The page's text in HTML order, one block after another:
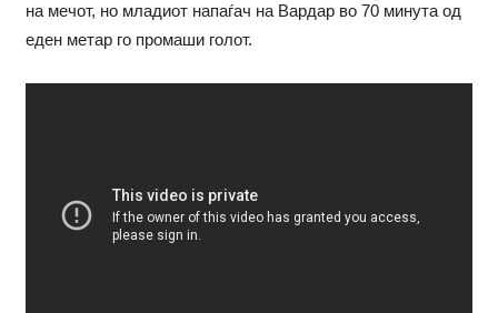
на мечот, но младиот напаѓач на Вардар во 70 минута од
еден метар го промаши голот.